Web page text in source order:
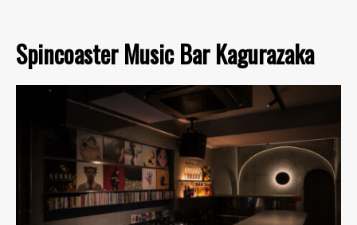
Spincoaster Music Bar Kagurazaka